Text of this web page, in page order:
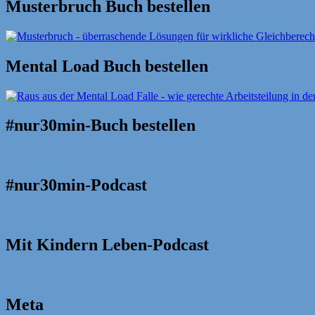
Musterbruch Buch bestellen
Mental Load Buch bestellen
#nur30min-Buch bestellen
#nur30min-Podcast
Mit Kindern Leben-Podcast
Meta